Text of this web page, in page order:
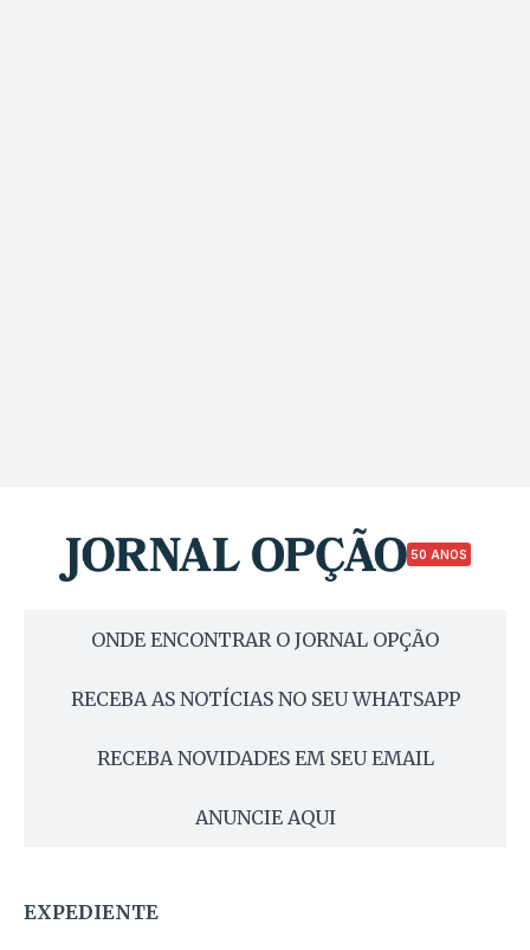
50 ANOS
ONDE ENCONTRAR O JORNAL OPÇÃO
RECEBA AS NOTÍCIAS NO SEU WHATSAPP
RECEBA NOVIDADES EM SEU EMAIL
ANUNCIE AQUI
EXPEDIENTE